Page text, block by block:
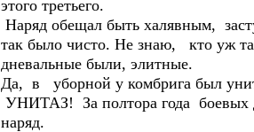
этого третьего.
Наряд обещал быть халявным,
так было чисто. Не знаю, кто уж
дневальные были, элитные.
Да, в уборной у комбрига был
УНИТАЗ! За полтора года боевых
наряд.